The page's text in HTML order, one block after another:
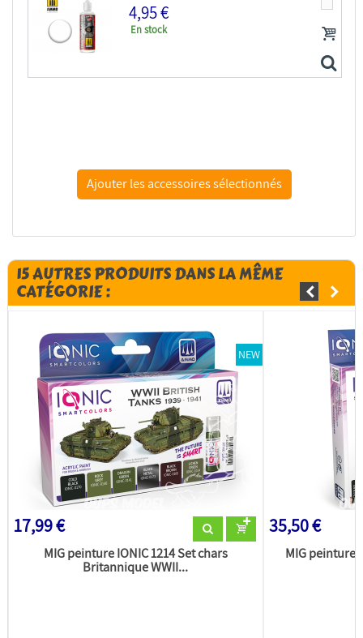
MIG accessoire peinture 2017 Transparator 60ml
4,95 €
En stock
MIG accessoire peinture 2043 Transparator Mat 60ml
15 AUTRES PRODUITS DANS LA MÊME
CATÉGORIE :
NEW
17,99 €
MIG peinture IONIC 1214 Set chars
Britannique WWII...
35,50 €
MIG peinture